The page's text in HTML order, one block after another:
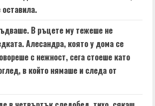
В ръцете му тежеше не
Алесандра, която у дома се
с нежност, сега стоеше като
в който нямаше и следа от